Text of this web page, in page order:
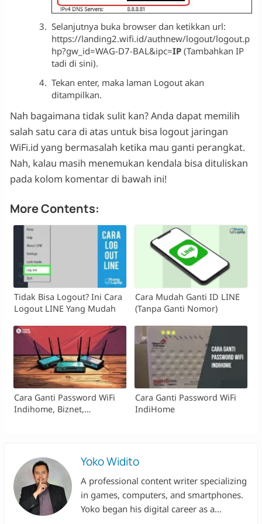
Selanjutnya buka browser dan ketikkan url:
https://landing2.wifi.id/authnew/logout/logout.p
hp?gw_id=WAG-D7-BAL&ipc=IP(Tambahkan IP
tadi di sini).
Tekan enter, maka laman Logout akan
ditampilkan.
Nah bagaimana tidak sulit kan? Anda dapat memilih
salah satu cara di atas untuk bisa logout jaringan
WiFi.id yang bermasalah ketika mau ganti perangkat.
Nah, kalau masih menemukan kendala bisa dituliskan
pada kolom komentar di bawah ini!
More Contents:
Tidak Bisa Logout? Ini Cara
Logout LINE Yang Mudah
Cara Mudah Ganti ID LINE
(Tanpa Ganti Nomor)
Cara Ganti Password WiFi
Indihome, Biznet,
Cara Ganti Password WiFi
IndiHome
Yoko Widito
A professional content writer specializing
in games, computers, and smartphones.
Yoko began his digital career as a